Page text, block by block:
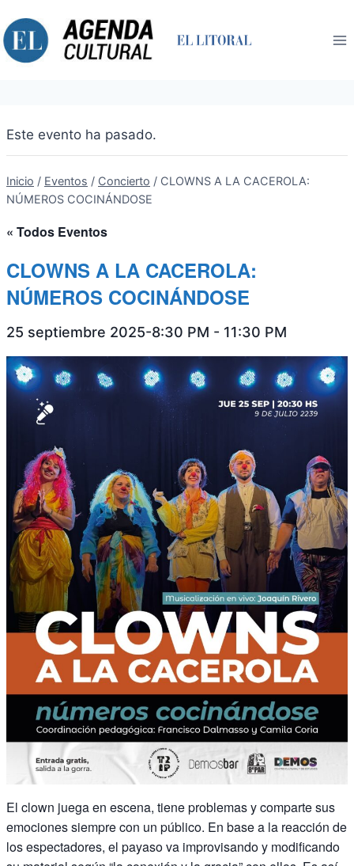
al
contenido
Este evento ha pasado.
Inicio / Eventos / Concierto / CLOWNS A LA CACEROLA:
NÚMEROS COCINÁNDOSE
« Todos Eventos
CLOWNS A LA CACEROLA:
NÚMEROS COCINÁNDOSE
25 septiembre 2025-8:30 PM - 11:30 PM
El clown juega en escena, tiene problemas y comparte sus
emociones siempre con un público. En base a la reacción de
los espectadores, el payaso va improvisando y modificando